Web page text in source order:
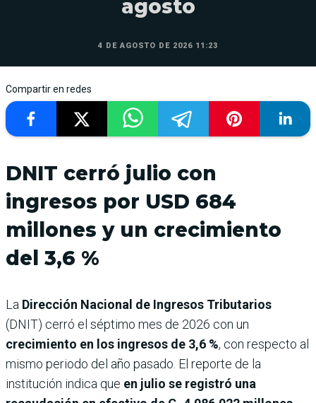
agosto
4 DE AGOSTO DE 2026 11:23
Compartir en redes
DNIT cerró julio con
ingresos por USD 684
millones y un crecimiento
del 3,6 %
La Dirección Nacional de Ingresos Tributarios
(DNIT) cerró el séptimo mes de 2026 con un
crecimiento en los ingresos de 3,6 %, con respecto al
mismo periodo del año pasado. El reporte de la
institución indica que en julio se registró una